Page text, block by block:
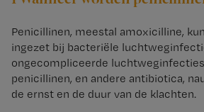
Penicillinen, meestal amoxicilline,
ingezet bij bacteriële
ongecompliceerde
penicillinen, en andere antibiotica,
de ernst en de duur van de klachten.